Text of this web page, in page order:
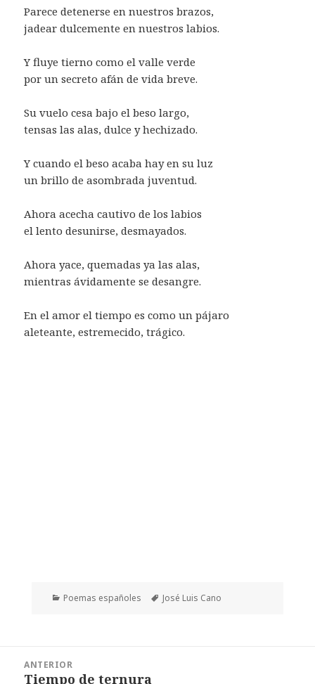
Parece detenerse en nuestros brazos,
jadear dulcemente en nuestros labios.
Y fluye tierno como el valle verde
por un secreto afán de vida breve.
Su vuelo cesa bajo el beso largo,
tensas las alas, dulce y hechizado.
Y cuando el beso acaba hay en su luz
un brillo de asombrada juventud.
Ahora acecha cautivo de los labios
el lento desunirse, desmayados.
Ahora yace, quemadas ya las alas,
mientras ávidamente se desangre.
En el amor el tiempo es como un pájaro
aleteante, estremecido, trágico.
Categorías
Poemas españoles Etiquetas
José Luis Cano
ANTERIOR
Entrada
Tiempo de ternura